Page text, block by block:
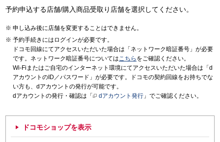
予約申込する店舗/購入商品受取り店舗を選択してください。
申し込み後に店舗を変更することはできません。
予約手続きにはログインが必要です。
ドコモ回線にてアクセスいただいた場合は「ネットワーク暗証番号」が必要
です。ネットワーク暗証番号についてはこちら をご確認ください。
Wi-Fiまたはご自宅のインターネット環境にてアクセスいただいた場合は「d
アカウントのID／パスワード」が必要です。ドコモの契約回線をお持ちでな
い方も、dアカウントの発行が可能です。
dアカウントの発行・確認は「
dアカウント発行 」でご確認ください。
ドコモショップを表示